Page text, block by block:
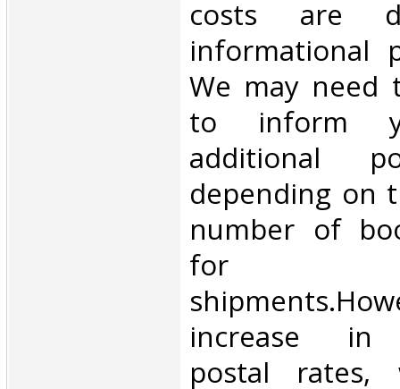
costs are
informational
We may need
to inform
additional
depending on
number of
for
increase in
postal